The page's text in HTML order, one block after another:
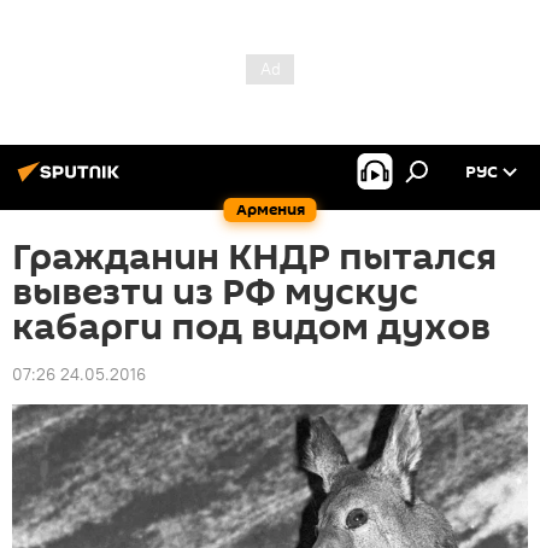
Армения
РУС
Гражданин КНДР пытался
вывезти из РФ мускус
кабарги под видом духов
07:26 24.05.2016